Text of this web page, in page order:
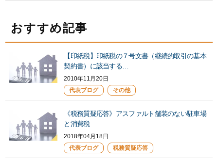
おすすめ記事
【印紙税】印紙税の７号文書（継続的取引の基本
契約書）に該当する…
2010年11月20日
代表ブログ
その他
《税務質疑応答》アスファルト舗装のない駐車場
と消費税
2018年04月18日
代表ブログ
税務質疑応答